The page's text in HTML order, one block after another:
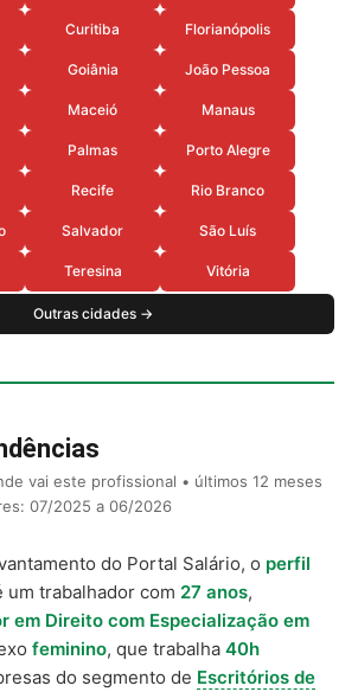
Curitiba Florianópolis
Goiânia João Pessoa
Maceió Manaus
Palmas Porto Alegre
Recife Rio Branco
Salvador São Luís
Teresina Vitória
Outras cidades →
vai este profissional • últimos 12 meses
07/2025 a 06/2026
do Portal Salário, o perfil
um trabalhador com 27 anos,
em Direito com Especialização em
feminino, que trabalha 40h
do segmento de Escritórios de